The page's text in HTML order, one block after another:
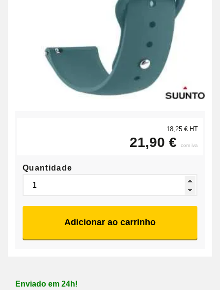
18,25 € HT
21,90 € com iva
Quantidade
Adicionar ao carrinho
Enviado em 24h!